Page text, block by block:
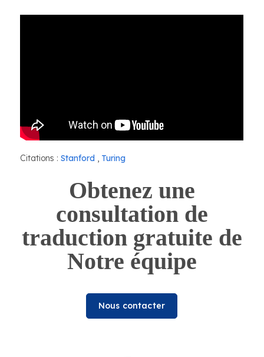
Citations : Stanford , Turing
Obtenez une
consultation de
traduction gratuite de
Notre équipe
Nous contacter